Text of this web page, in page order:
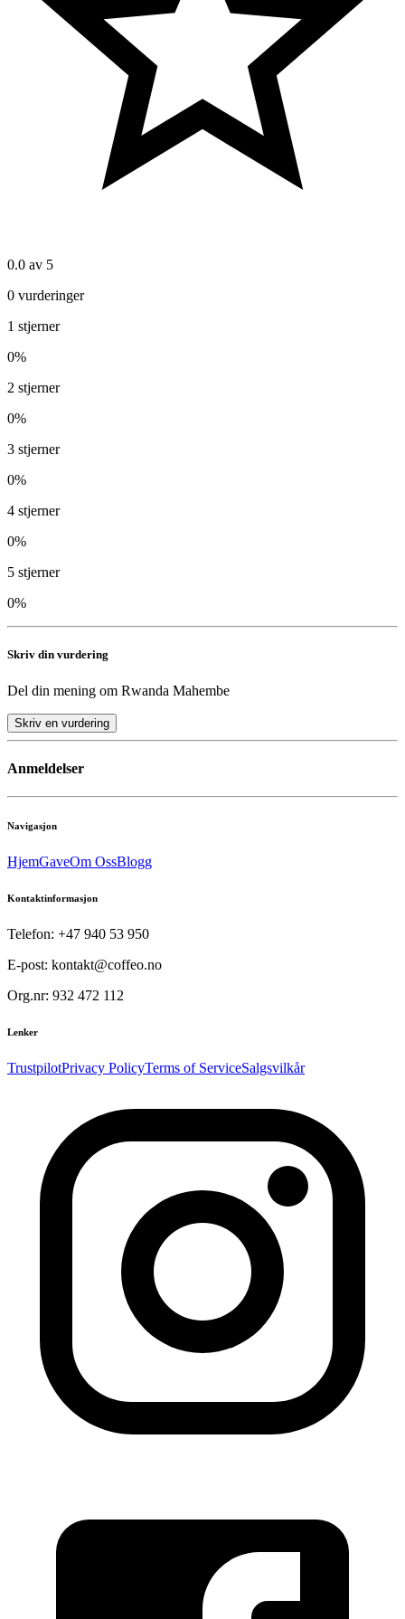
0.0 av 5
0 vurderinger
1 stjerner
0%
2 stjerner
0%
3 stjerner
0%
4 stjerner
0%
5 stjerner
0%
Skriv din vurdering
Del din mening om Rwanda Mahembe
Skriv en vurdering
Anmeldelser
Navigasjon
HjemGaveOm OssBlogg
Kontaktinformasjon
Telefon: +47 940 53 950
E-post: kontakt@coffeo.no
Org.nr: 932 472 112
Lenker
TrustpilotPrivacy PolicyTerms of ServiceSalgsvilkår